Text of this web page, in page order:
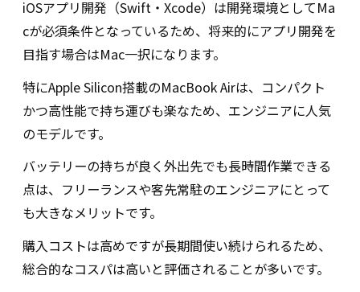
iOSアプリ開発（Swift・Xcode）は開発環境としてMa
cが必須条件となっているため、将来的にアプリ開発を
目指す場合はMac一択になります。
特にApple Silicon搭載のMacBook Airは、コンパクト
かつ高性能で持ち運びも楽なため、エンジニアに人気
のモデルです。
バッテリーの持ちが良く外出先でも長時間作業できる
点は、フリーランスや客先常駐のエンジニアにとって
も大きなメリットです。
購入コストは高めですが長期間使い続けられるため、
総合的なコスパは高いと評価されることが多いです。